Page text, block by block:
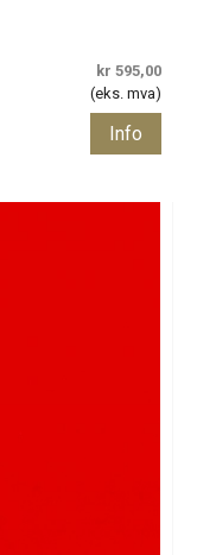
kr 595,00
(eks. mva)
Info